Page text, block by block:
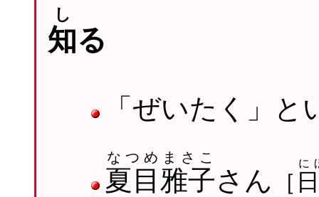
知
し
る
「ぜいたく」と
夏目雅子
なつめまさこ
さん ［
に